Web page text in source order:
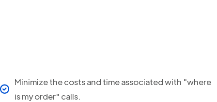
Minimize the costs and time associated with "where
is my order" calls.